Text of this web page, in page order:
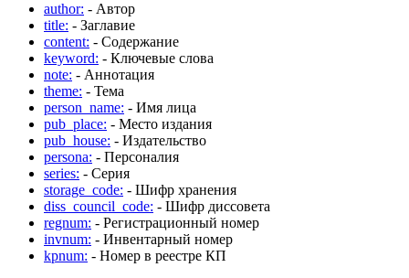
author: - Автор
title: - Заглавие
content: - Содержание
keyword: - Ключевые слова
note: - Аннотация
theme: - Тема
person_name: - Имя лица
pub_place: - Место издания
pub_house: - Издательство
persona: - Персоналия
series: - Серия
storage_code: - Шифр хранения
diss_council_code: - Шифр диссовета
regnum: - Регистрационный номер
invnum: - Инвентарный номер
kpnum: - Номер в реестре КП